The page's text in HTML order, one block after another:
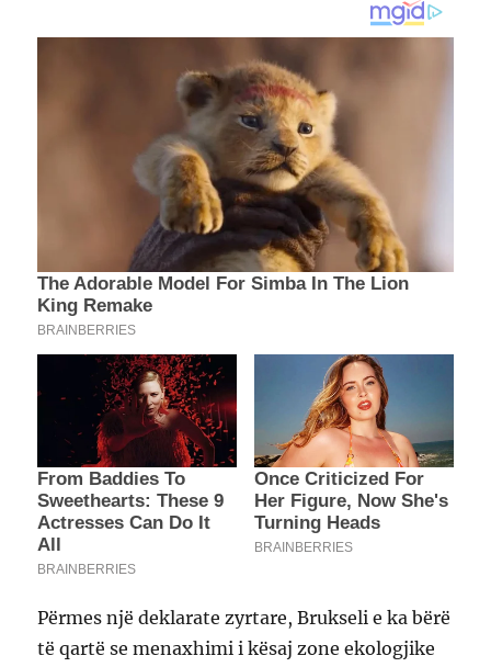
Përmes një deklarate zyrtare, Brukseli e ka bërë
të qartë se menaxhimi i kësaj zone ekologjike